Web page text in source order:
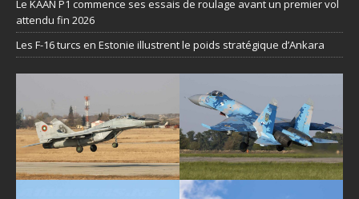
Le KAAN P1 commence ses essais de roulage avant un premier vol
attendu fin 2026
Les F-16 turcs en Estonie illustrent le poids stratégique d’Ankara